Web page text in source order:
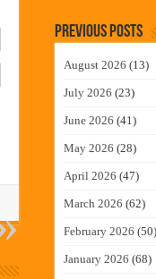
Previous Posts
August 2026 (13)
July 2026 (23)
June 2026 (41)
May 2026 (28)
April 2026 (47)
March 2026 (62)
February 2026 (50)
January 2026 (68)